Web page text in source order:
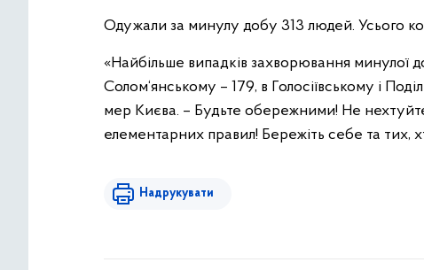
Одужали за минулу добу 313 людей. Усього
«Найбільше випадків захворювання минулої
Солом‘янському – 179, в Голосіївському і
мер Києва. – Будьте обережними! Не
елементарних правил! Бережіть себе та тих,
Надрукувати